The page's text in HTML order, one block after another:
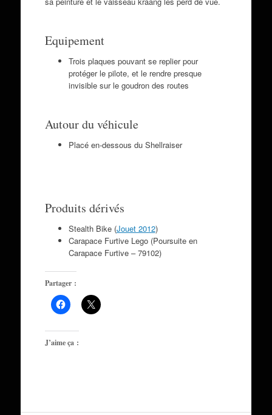
Equipement
Trois plaques pouvant se replier pour
protéger le pilote, et le rendre presque
invisible sur le goudron des routes
Autour du véhicule
Placé en-dessous du Shellraiser
Produits dérivés
Stealth Bike (Jouet 2012)
Carapace Furtive Lego (Poursuite en
Carapace Furtive – 79102)
Partager :
J’aime ça :